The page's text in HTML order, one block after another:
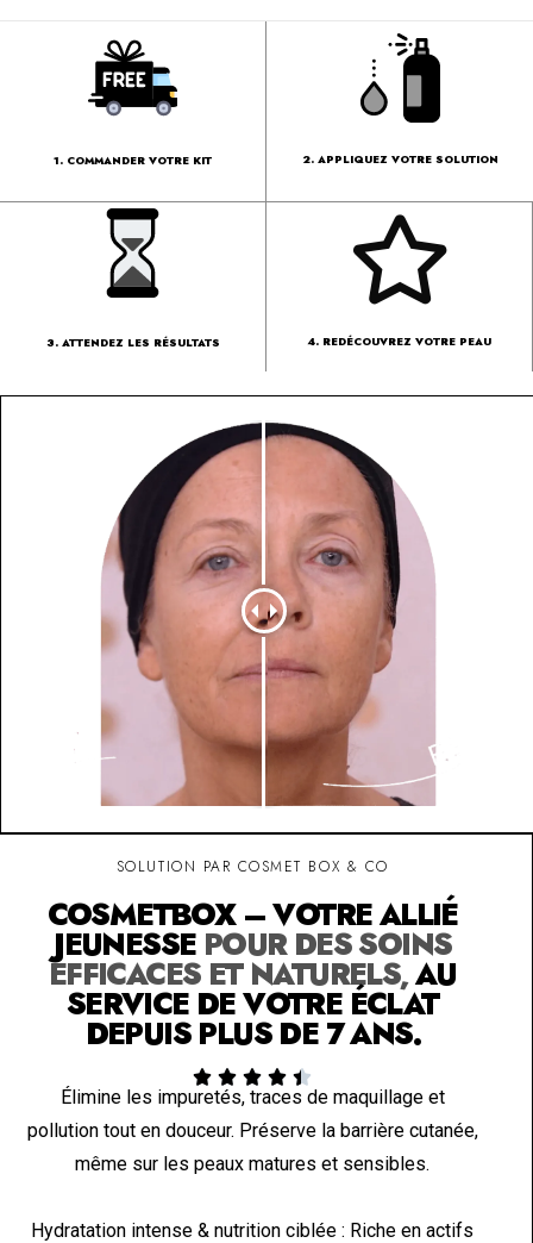
1. COMMANDER VOTRE KIT 2. APPLIQUEZ VOTRE SOLUTION
3. ATTENDEZ LES RÉSULTATS 4. REDÉCOUVREZ VOTRE PEAU
SOLUTION PAR COSMET BOX & CO
COSMETBOX – VOTRE ALLIÉ
JEUNESSEPOUR DES SOINS
EFFICACES ET NATURELS,AU
SERVICE DE VOTRE ÉCLAT
DEPUIS PLUS DE 7 ANS.
    
Élimine les impuretés, traces de maquillage et
pollution tout en douceur. Préserve la barrière cutanée,
même sur les peaux matures et sensibles.
Hydratation intense & nutrition ciblée : Riche en actifs